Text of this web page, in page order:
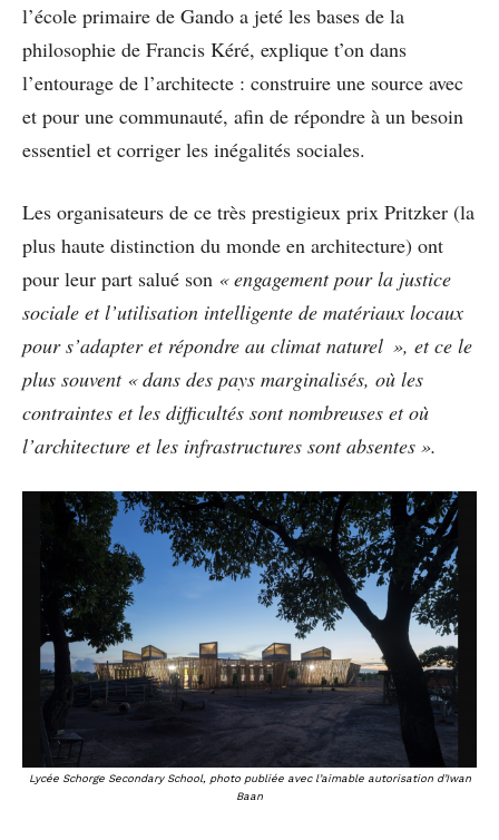
l’école primaire de Gando a jeté les bases de la
philosophie de Francis Kéré, explique t’on dans
l’entourage de l’architecte : construire une source avec
et pour une communauté, afin de répondre à un besoin
essentiel et corriger les inégalités sociales.
Les organisateurs de ce très prestigieux prix Pritzker (la
plus haute distinction du monde en architecture) ont
pour leur part salué son « engagement pour la justice
sociale et l’utilisation intelligente de matériaux locaux
pour s’adapter et répondre au climat naturel », et ce le
plus souvent « dans des pays marginalisés, où les
contraintes et les difficultés sont nombreuses et où
l’architecture et les infrastructures sont absentes ».
Lycée Schorge Secondary School, photo publiée avec l’aimable autorisation d’Iwan
Baan